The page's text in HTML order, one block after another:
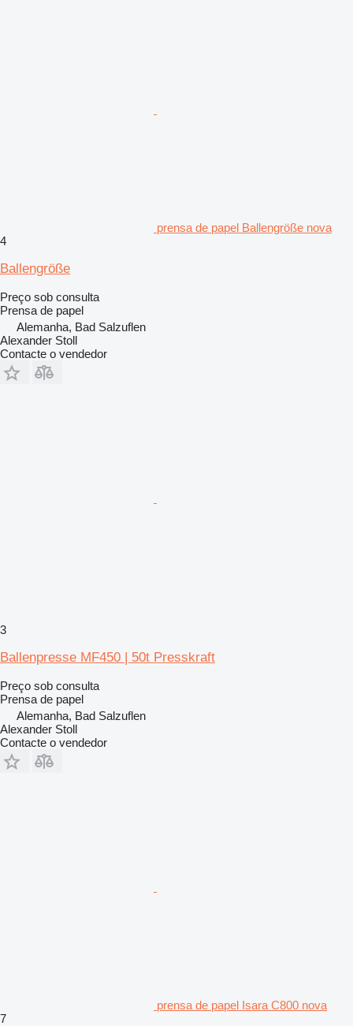
prensa de papel Ballengröße nova
4
Ballengröße
Preço sob consulta
Prensa de papel
Alemanha, Bad Salzuflen
Alexander Stoll
Contacte o vendedor
3
Ballenpresse MF450 | 50t Presskraft
Preço sob consulta
Prensa de papel
Alemanha, Bad Salzuflen
Alexander Stoll
Contacte o vendedor
prensa de papel Isara C800 nova
7